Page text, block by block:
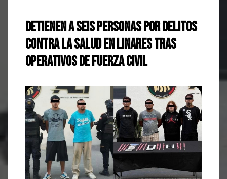
Detienen a Seis Personas por Delitos
Contra la Salud en Linares tras
Operativos de Fuerza Civil